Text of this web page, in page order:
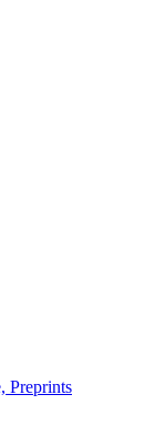
Preprints